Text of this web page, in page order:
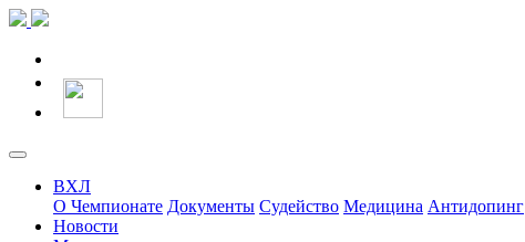
ВХЛ
О Чемпионате Документы Судейство Медицина Антидопинг
Новости